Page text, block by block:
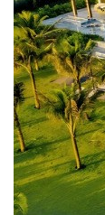
HỆ
TRẠM
HỆ